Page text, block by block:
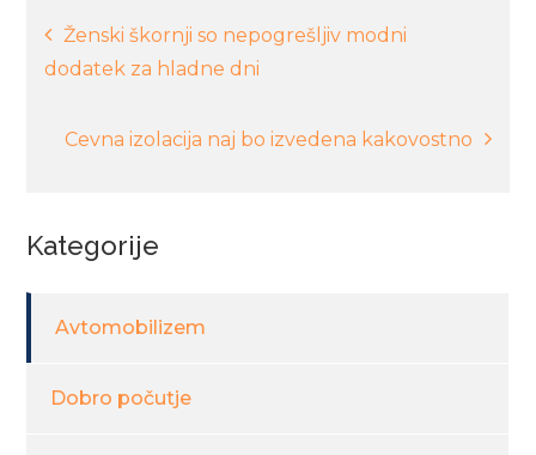
Navigacija
prispevka
Ženski škornji so nepogrešljiv modni
dodatek za hladne dni
Cevna izolacija naj bo izvedena kakovostno
Kategorije
Avtomobilizem
Dobro počutje